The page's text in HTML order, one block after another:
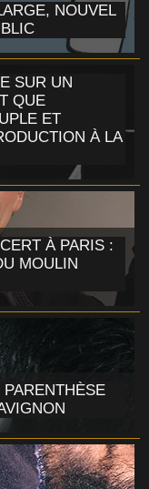
NOUVEL
SUR UN
QUE
ET
À LA
À PARIS :
MOULIN